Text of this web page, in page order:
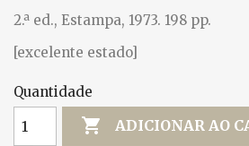
2.ª ed., Estampa, 1973. 198 pp.
[excelente estado]
Quantidade
 ADICIONAR AO